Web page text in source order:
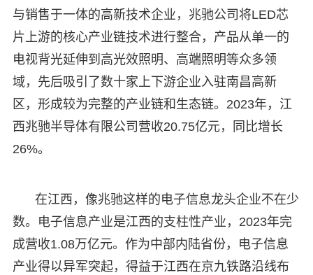
与销售于一体的高新技术企业，兆驰公司将LED芯
片上游的核心产业链技术进行整合，产品从单一的
电视背光延伸到高光效照明、高端照明等众多领
域，先后吸引了数十家上下游企业入驻南昌高新
区，形成较为完整的产业链和生态链。2023年，江
西兆驰半导体有限公司营收20.75亿元，同比增长
26%。
在江西，像兆驰这样的电子信息龙头企业不在少
数。电子信息产业是江西的支柱性产业，2023年完
成营收1.08万亿元。作为中部内陆省份，电子信息
产业得以异军突起，得益于江西在京九铁路沿线布